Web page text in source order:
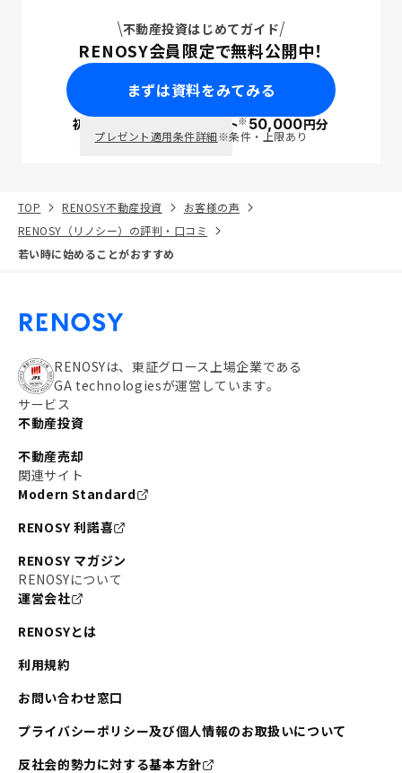
不動産投資はじめてガイド
RENOSY会員限定で無料公開中！
まずは資料をみてみる
初回面談で ポイント※50,000円分
プレゼント適用条件詳細※条件・上限あり
TOP RENOSY不動産投資
お客様の声
RENOSY（リノシー）の評判・口コミ
若い時に始めることがおすすめ
RENOSYは、東証グロース上場企業である
GA technologiesが運営しています。
サービス
不動産投資
不動産売却
関連サイト
Modern Standard
RENOSY 利諾喜
RENOSY マガジン
RENOSYについて
運営会社
RENOSYとは
利用規約
お問い合わせ窓口
プライバシーポリシー及び個人情報のお取扱いについて
反社会的勢力に対する基本方針